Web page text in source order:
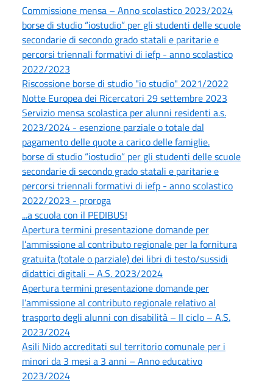
Commissione mensa – Anno scolastico 2023/2024
borse di studio “iostudio” per gli studenti delle scuole
secondarie di secondo grado statali e paritarie e
percorsi triennali formativi di iefp - anno scolastico
2022/2023
Riscossione borse di studio "io studio" 2021/2022
Notte Europea dei Ricercatori 29 settembre 2023
Servizio mensa scolastica per alunni residenti a.s.
2023/2024 - esenzione parziale o totale dal
pagamento delle quote a carico delle famiglie.
borse di studio “iostudio” per gli studenti delle scuole
secondarie di secondo grado statali e paritarie e
percorsi triennali formativi di iefp - anno scolastico
2022/2023 - proroga
...a scuola con il PEDIBUS!
Apertura termini presentazione domande per
l’ammissione al contributo regionale per la fornitura
gratuita (totale o parziale) dei libri di testo/sussidi
didattici digitali – A.S. 2023/2024
Apertura termini presentazione domande per
l’ammissione al contributo regionale relativo al
trasporto degli alunni con disabilità – II ciclo – A.S.
2023/2024
Asili Nido accreditati sul territorio comunale per i
minori da 3 mesi a 3 anni – Anno educativo
2023/2024